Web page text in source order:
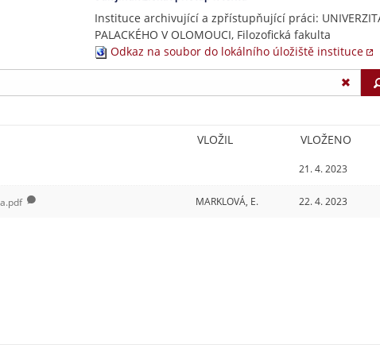
Instituce archivující a zpřístupňující práci:
PALACKÉHO V OLOMOUCI, Filozofická fakulta
Odkaz na soubor do lokálního úložiště instituce
VLOŽIL VLOŽENO
21. 4. 2023
MARKLOVÁ, E. 22. 4. 2023